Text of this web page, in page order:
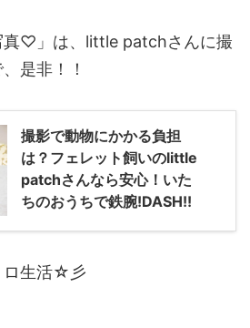
真♡」は、little patchさんに撮
是非！！
撮影で動物にかかる負担
は？フェレット飼いのlittle
patchさんなら安心！いた
ちのおうちで鉄腕!DASH!!
ロ生活☆彡